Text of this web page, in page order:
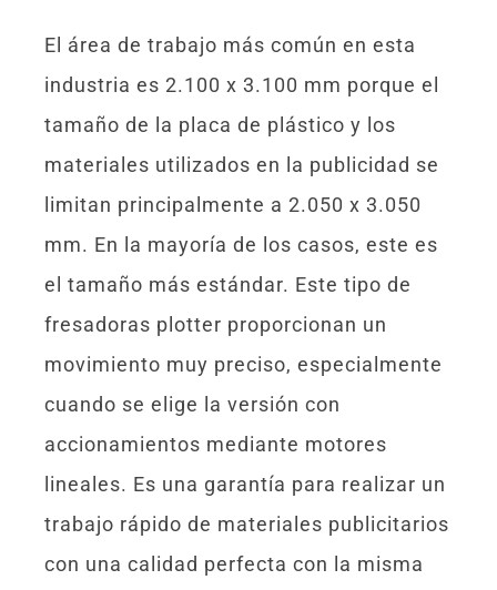
El área de trabajo más común en esta
industria es 2.100 x 3.100 mm porque el
tamaño de la placa de plástico y los
materiales utilizados en la publicidad se
limitan principalmente a 2.050 x 3.050
mm. En la mayoría de los casos, este es
el tamaño más estándar. Este tipo de
fresadoras plotter proporcionan un
movimiento muy preciso, especialmente
cuando se elige la versión con
accionamientos mediante motores
lineales. Es una garantía para realizar un
trabajo rápido de materiales publicitarios
con una calidad perfecta con la misma